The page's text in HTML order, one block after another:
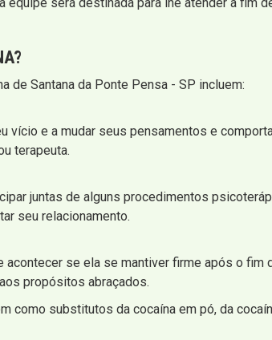
de Santana da Ponte Pensa - SP incluem:
vício e a mudar seus pensamentos e
terapeuta.
juntas de alguns procedimentos
seu relacionamento.
se ela se mantiver firme após o fim
propósitos abraçados.
como substitutos da cocaína em pó, da